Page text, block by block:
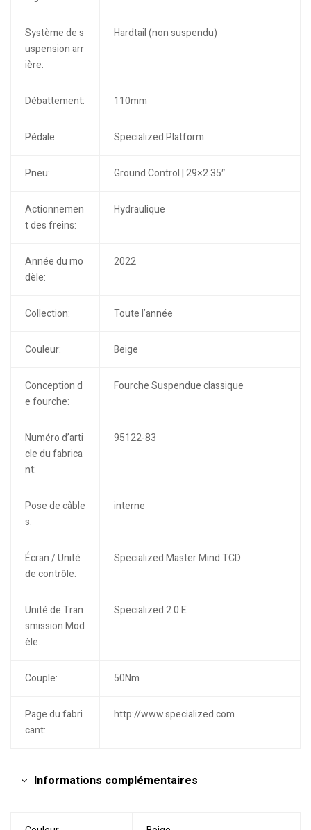
Système de s
uspension arr
ière:
Hardtail (non suspendu)
Débattement: 110mm
Pédale: Specialized Platform
Pneu: Ground Control | 29×2.35″
Actionnemen
t des freins:
Hydraulique
Année du mo
dèle:
2022
Collection: Toute l’année
Couleur: Beige
Conception d
e fourche:
Fourche Suspendue classique
Numéro d’arti
cle du fabrica
nt:
95122-83
Pose de câble
s:
interne
Écran / Unité
de contrôle:
Specialized Master Mind TCD
Unité de Tran
smission Mod
èle:
Specialized 2.0 E
Couple: 50Nm
Page du fabri
cant:
http://www.specialized.com
Informations complémentaires